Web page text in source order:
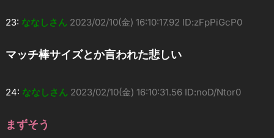
23: ななしさん 2023/02/10(金) 16:10:17.92 ID:zFpPiGcP0
マッチ棒サイズとか言われた悲しい
24: ななしさん 2023/02/10(金) 16:10:31.56 ID:noD/Ntor0
まずそう